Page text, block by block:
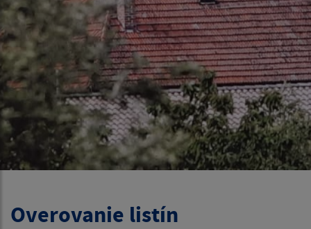
Overovanie listín